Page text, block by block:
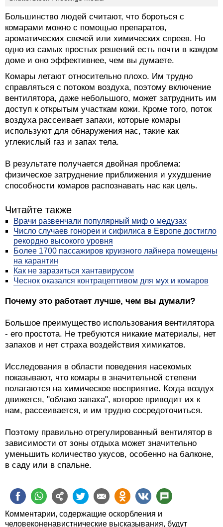
Большинство людей считают, что бороться с
комарами можно с помощью препаратов,
ароматических свечей или химических спреев. Но
одно из самых простых решений есть почти в каждом
доме и оно эффективнее, чем вы думаете.
Комары летают относительно плохо. Им трудно
справляться с потоком воздуха, поэтому включение
вентилятора, даже небольшого, может затруднить им
доступ к открытым участкам кожи. Кроме того, поток
воздуха рассеивает запахи, которые комары
используют для обнаружения нас, такие как
углекислый газ и запах тела.
В результате получается двойная проблема:
физическое затруднение приближения и ухудшение
способности комаров распознавать нас как цель.
Читайте также
Врачи развенчали популярный миф о медузах
Число случаев гонореи и сифилиса в Европе достигло
рекордно высокого уровня
Более 1700 пассажиров круизного лайнера помещены
на карантин
Как не заразиться хантавирусом
Чеснок оказался контрацептивом для мух и комаров
Почему это работает лучше, чем вы думали?
Большое преимущество использования вентилятора
- его простота. Не требуются никакие материалы, нет
запахов и нет страха воздействия химикатов.
Исследования в области поведения насекомых
показывают, что комары в значительной степени
полагаются на химическое восприятие. Когда воздух
движется, "облако запаха", которое приводит их к
нам, рассеивается, и им трудно сосредоточиться.
Поэтому правильно отрегулированный вентилятор в
зависимости от зоны отдыха может значительно
уменьшить количество укусов, особенно на балконе,
в саду или в спальне.
Комментарии, содержащие оскорбления и
человеконенавистнические высказывания, будут